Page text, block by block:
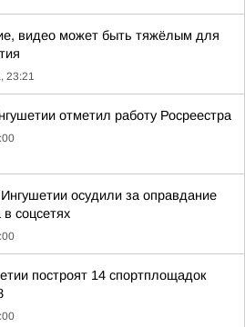
видео может быть тяжёлым для
23:21
отметил работу Росреестра
осудили за оправдание
соцсетях
построят 14 спортплощадок